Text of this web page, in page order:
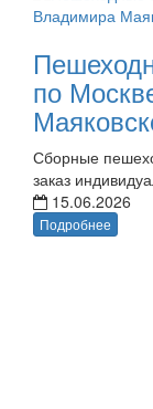
по
Сборные
заказ
15.06.2026
Подробнее